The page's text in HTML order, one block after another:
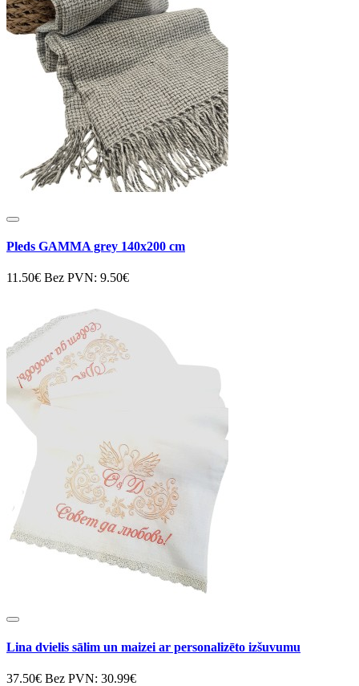
Pleds GAMMA grey 140x200 cm
11.50€ Bez PVN: 9.50€
Lina dvielis sālim un maizei ar personalizēto izšuvumu
37.50€ Bez PVN: 30.99€